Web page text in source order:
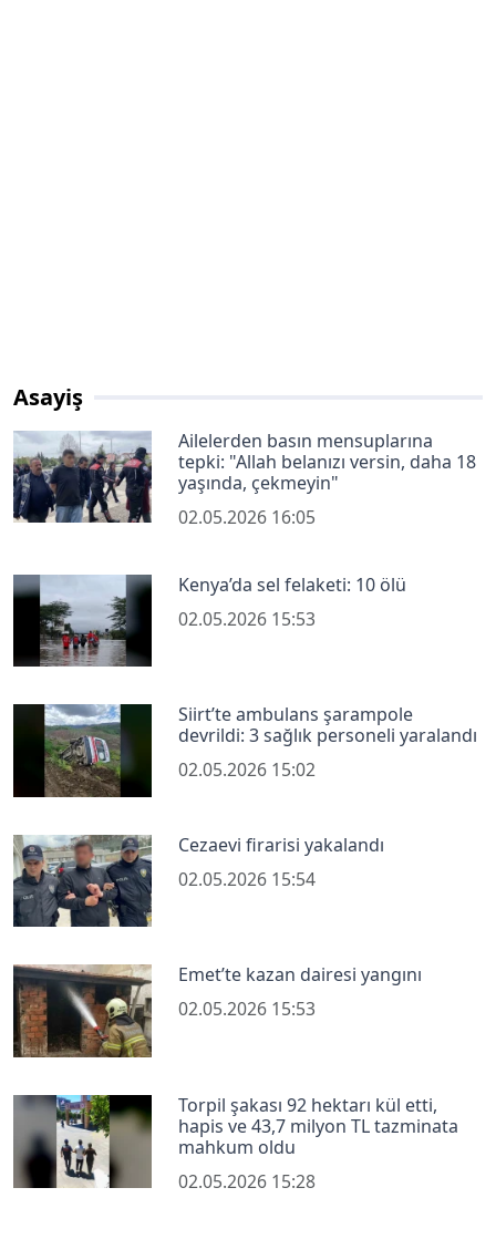
Asayiş
Ailelerden basın mensuplarına
tepki: "Allah belanızı versin, daha 18
yaşında, çekmeyin"
02.05.2026 16:05
Kenya’da sel felaketi: 10 ölü
02.05.2026 15:53
Siirt’te ambulans şarampole
devrildi: 3 sağlık personeli yaralandı
02.05.2026 15:02
Cezaevi firarisi yakalandı
02.05.2026 15:54
Emet’te kazan dairesi yangını
02.05.2026 15:53
Torpil şakası 92 hektarı kül etti,
hapis ve 43,7 milyon TL tazminata
mahkum oldu
02.05.2026 15:28